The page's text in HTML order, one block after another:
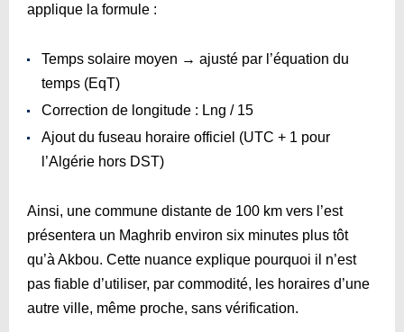
applique la formule :
Temps solaire moyen → ajusté par l’équation du
temps (EqT)
Correction de longitude : Lng / 15
Ajout du fuseau horaire officiel (UTC + 1 pour
l’Algérie hors DST)
Ainsi, une commune distante de 100 km vers l’est
présentera un Maghrib environ six minutes plus tôt
qu’à Akbou. Cette nuance explique pourquoi il n’est
pas fiable d’utiliser, par commodité, les horaires d’une
autre ville, même proche, sans vérification.